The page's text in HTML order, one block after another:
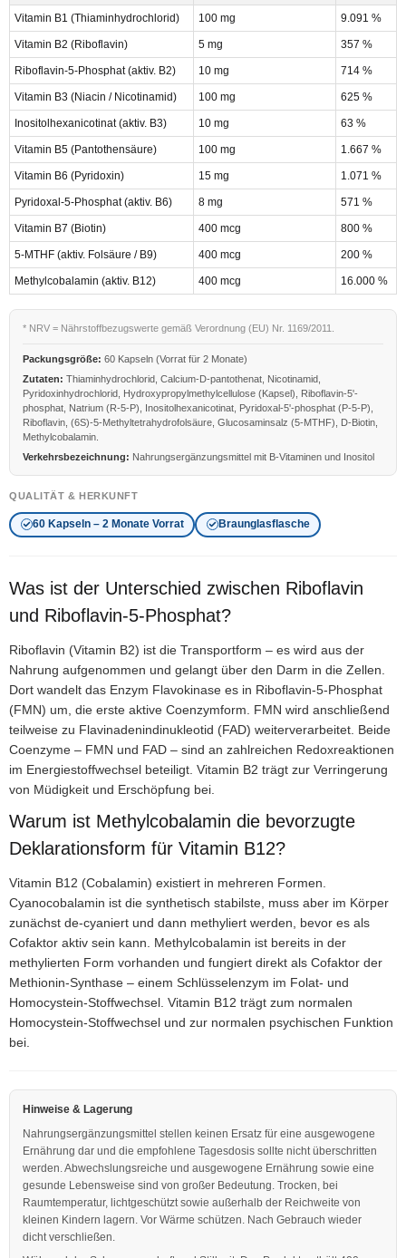
Vitamin B1 (Thiaminhydrochlorid) 100 mg 9.091 %
Vitamin B2 (Riboflavin) 5 mg 357 %
Riboflavin-5-Phosphat (aktiv. B2) 10 mg 714 %
Vitamin B3 (Niacin / Nicotinamid) 100 mg 625 %
Inositolhexanicotinat (aktiv. B3) 10 mg 63 %
Vitamin B5 (Pantothensäure) 100 mg 1.667 %
Vitamin B6 (Pyridoxin) 15 mg 1.071 %
Pyridoxal-5-Phosphat (aktiv. B6) 8 mg 571 %
Vitamin B7 (Biotin) 400 mcg 800 %
5-MTHF (aktiv. Folsäure / B9) 400 mcg 200 %
Methylcobalamin (aktiv. B12) 400 mcg 16.000 %
* NRV = Nährstoffbezugswerte gemäß Verordnung (EU) Nr. 1169/2011.
Packungsgröße: 60 Kapseln (Vorrat für 2 Monate)
Zutaten: Thiaminhydrochlorid, Calcium-D-pantothenat, Nicotinamid,
Pyridoxinhydrochlorid, Hydroxypropylmethylcellulose (Kapsel), Riboflavin-5'-
phosphat, Natrium (R-5-P), Inositolhexanicotinat, Pyridoxal-5'-phosphat (P-5-P),
Riboflavin, (6S)-5-Methyltetrahydrofolsäure, Glucosaminsalz (5-MTHF), D-Biotin,
Methylcobalamin.
Verkehrsbezeichnung: Nahrungsergänzungsmittel mit B-Vitaminen und Inositol
QUALITÄT & HERKUNFT
60 Kapseln – 2 Monate Vorrat Braunglasflasche
Was ist der Unterschied zwischen Riboflavin
und Riboflavin-5-Phosphat?
Riboflavin (Vitamin B2) ist die Transportform – es wird aus der
Nahrung aufgenommen und gelangt über den Darm in die Zellen.
Dort wandelt das Enzym Flavokinase es in Riboflavin-5-Phosphat
(FMN) um, die erste aktive Coenzymform. FMN wird anschließend
teilweise zu Flavinadenindinukleotid (FAD) weiterverarbeitet. Beide
Coenzyme – FMN und FAD – sind an zahlreichen Redoxreaktionen
im Energiestoffwechsel beteiligt. Vitamin B2 trägt zur Verringerung
von Müdigkeit und Erschöpfung bei.
Warum ist Methylcobalamin die bevorzugte
Deklarationsform für Vitamin B12?
Vitamin B12 (Cobalamin) existiert in mehreren Formen.
Cyanocobalamin ist die synthetisch stabilste, muss aber im Körper
zunächst de-cyaniert und dann methyliert werden, bevor es als
Cofaktor aktiv sein kann. Methylcobalamin ist bereits in der
methylierten Form vorhanden und fungiert direkt als Cofaktor der
Methionin-Synthase – einem Schlüsselenzym im Folat- und
Homocystein-Stoffwechsel. Vitamin B12 trägt zum normalen
Homocystein-Stoffwechsel und zur normalen psychischen Funktion
bei.
Hinweise & Lagerung
Nahrungsergänzungsmittel stellen keinen Ersatz für eine ausgewogene
Ernährung dar und die empfohlene Tagesdosis sollte nicht überschritten
werden. Abwechslungsreiche und ausgewogene Ernährung sowie eine
gesunde Lebensweise sind von großer Bedeutung. Trocken, bei
Raumtemperatur, lichtgeschützt sowie außerhalb der Reichweite von
kleinen Kindern lagern. Vor Wärme schützen. Nach Gebrauch wieder
dicht verschließen.